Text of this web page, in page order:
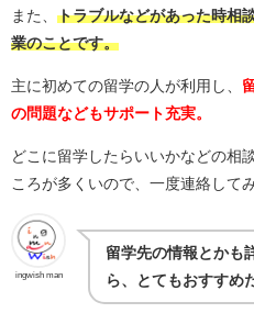
また、 トラブルなどがあった時相
業のことです。
主に初めての留学の人が利用し、
の問題などもサポート充実。
どこに留学したらいいかなどの相
ころが多くいので、一度連絡して
ingwish man
留学先の情報とかも
ら、とてもおすすめ